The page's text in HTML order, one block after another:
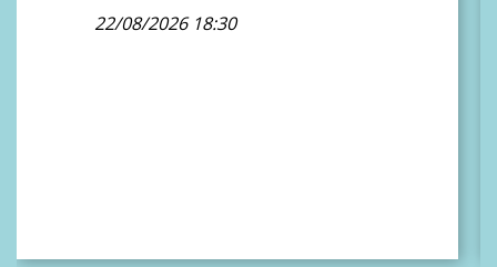
22/08/2026 18:30